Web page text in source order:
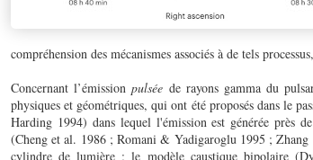
compréhension des mécanismes associés à de tels
Concernant l’émissionpulsée de rayons gamma du
physiques et géométriques, qui ont été proposés dans le
Harding 1994) dans lequel l'émission est générée près
(Cheng et al. 1986 ; Romani & Yadigaroglu 1995 ;
cylindre de lumière ; le modèle caustique bipolaire